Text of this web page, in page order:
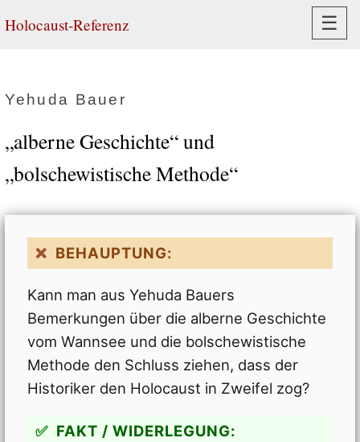
Holocaust-Referenz ☰
Yehuda Bauer
„alberne Geschichte“ und
„bolschewistische Methode“
BEHAUPTUNG:
Kann man aus Yehuda Bauers
Bemerkungen über die alberne Geschichte
vom Wannsee und die bolschewistische
Methode den Schluss ziehen, dass der
Historiker den Holocaust in Zweifel zog?
FAKT / WIDERLEGUNG: